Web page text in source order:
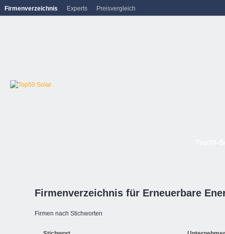
Firmenverzeichnis für Erneuerbare
Firmen nach Stichworten
Firmenverzeichnis Experts Preisvergleich